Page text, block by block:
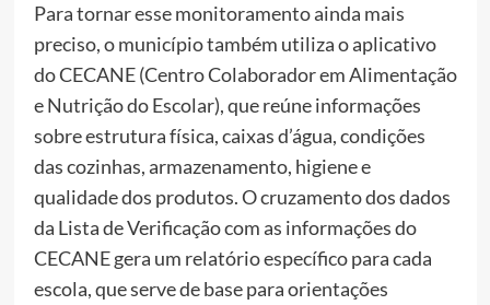
Para tornar esse monitoramento ainda mais
preciso, o município também utiliza o aplicativo
do CECANE (Centro Colaborador em Alimentação
e Nutrição do Escolar), que reúne informações
sobre estrutura física, caixas d’água, condições
das cozinhas, armazenamento, higiene e
qualidade dos produtos. O cruzamento dos dados
da Lista de Verificação com as informações do
CECANE gera um relatório específico para cada
escola, que serve de base para orientações